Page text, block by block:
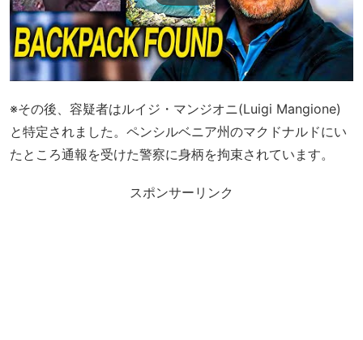
※その後、容疑者はルイジ・マンジオニ(Luigi Mangione)
と特定されました。ペンシルベニア州のマクドナルドにい
たところ通報を受けた警察に身柄を拘束されています。
スポンサーリンク